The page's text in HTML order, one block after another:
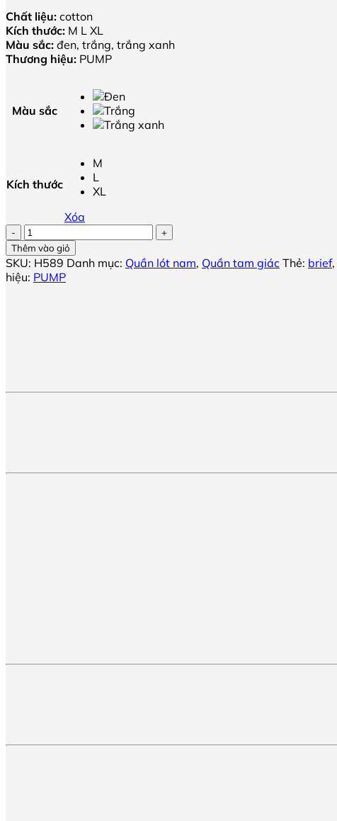
70,000₫.
Chất liệu: cotton
Kích thước: M L XL
Màu sắc: đen, trắng, trắng xanh
Thương hiệu: PUMP
Màu sắc
Kích thước
M
L
XL
Xóa
Quần
lót
tam
giác
nam
Thêm vào giỏ
SKU: H589 Danh mục: Quần lót nam, Quần tam giác Thẻ: brief,
hiệu: PUMP